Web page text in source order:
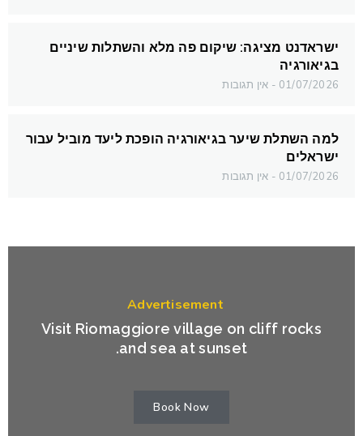
ישראדנט מציגה: שיקום פה מלא והשתלות שיניים
בגיאורגיה
01/07/2026 אין תגובות
למה השתלת שיער בגיאורגיה הופכת ליעד מוביל עבור
ישראלים
01/07/2026 אין תגובות
Advertisement
Visit Riomaggiore village on cliff rocks
and sea at sunset.
Book Now